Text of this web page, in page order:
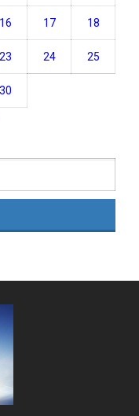
16 17 18
23 24 25
30